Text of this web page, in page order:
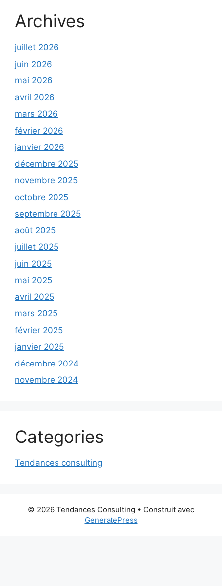
Archives
juillet 2026
juin 2026
mai 2026
avril 2026
mars 2026
février 2026
janvier 2026
décembre 2025
novembre 2025
octobre 2025
septembre 2025
août 2025
juillet 2025
juin 2025
mai 2025
avril 2025
mars 2025
février 2025
janvier 2025
décembre 2024
novembre 2024
Categories
Tendances consulting
© 2026 Tendances Consulting • Construit avec
GeneratePress